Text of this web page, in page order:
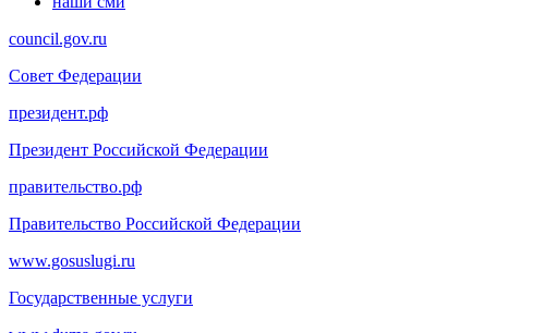
council.gov.ru
Совет Федерации
президент.рф
Президент Российской Федерации
правительство.рф
Правительство Российской Федерации
www.gosuslugi.ru
Государственные услуги